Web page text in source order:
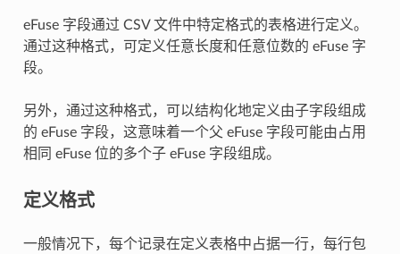
eFuse 字段通过 CSV 文件中特定格式的表格进行定义。
通过这种格式，可定义任意长度和任意位数的 eFuse 字
段。
另外，通过这种格式，可以结构化地定义由子字段组成
的 eFuse 字段，这意味着一个父 eFuse 字段可能由占用
相同 eFuse 位的多个子 eFuse 字段组成。
定义格式
一般情况下，每个记录在定义表格中占据一行，每行包